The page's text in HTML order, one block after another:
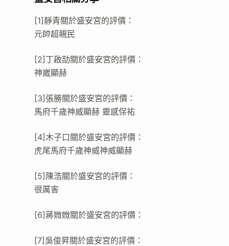
[1]靜青關於盛安宮的評價：
元帥超親民
[2]丁啟劼關於盛安宮的評價：
神崴顯赫
[3]張勝關於盛安宮的評價：
馬府千歲神威顯赫 靈感保祐
[4]木子口關於盛安宮的評價：
虎尾馬府千歲神威神威顯赫
[5]陳浩關於盛安宮的評價：
很厲害
[6]蔣媺媺關於盛安宮的評價：
[7]吳俊昇關於盛安宮的評價：